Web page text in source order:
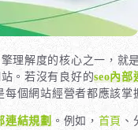
理解度的核心之一，就
。若沒有良好的seo內部
個網站經營者都應該掌
連結規劃。例如， 首頁